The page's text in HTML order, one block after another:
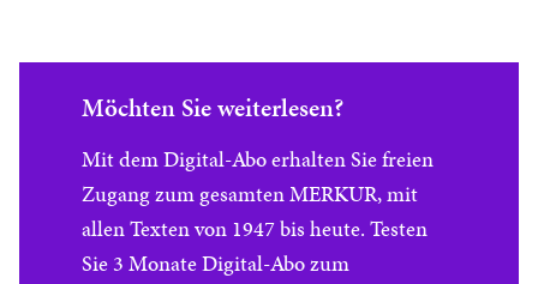
Möchten Sie weiterlesen?
Mit dem Digital-Abo erhalten Sie freien
Zugang zum gesamten MERKUR, mit
allen Texten von 1947 bis heute. Testen
Sie 3 Monate Digital-Abo zum